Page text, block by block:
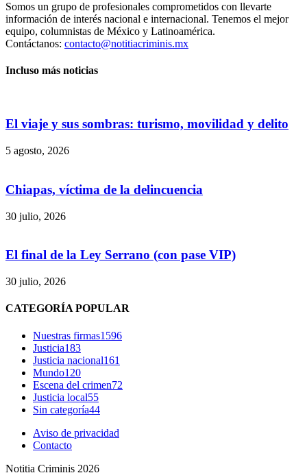
Somos un grupo de profesionales comprometidos con llevarte
información de interés nacional e internacional. Tenemos el mejor
equipo, columnistas de México y Latinoamérica.
Contáctanos: contacto@notitiacriminis.mx
Incluso más noticias
El viaje y sus sombras: turismo, movilidad y delito
5 agosto, 2026
Chiapas, víctima de la delincuencia
30 julio, 2026
El final de la Ley Serrano (con pase VIP)
30 julio, 2026
CATEGORÍA POPULAR
Nuestras firmas1596
Justicia183
Justicia nacional161
Mundo120
Escena del crimen72
Justicia local55
Sin categoría44
Aviso de privacidad
Contacto
Notitia Criminis 2026